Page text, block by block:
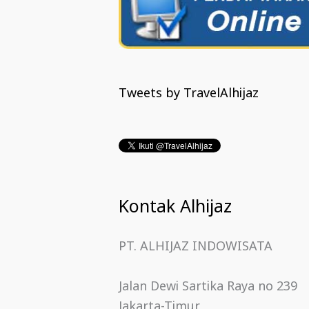
Tweets by TravelAlhijaz
Kontak Alhijaz
PT. ALHIJAZ INDOWISATA
Jalan Dewi Sartika Raya no 239